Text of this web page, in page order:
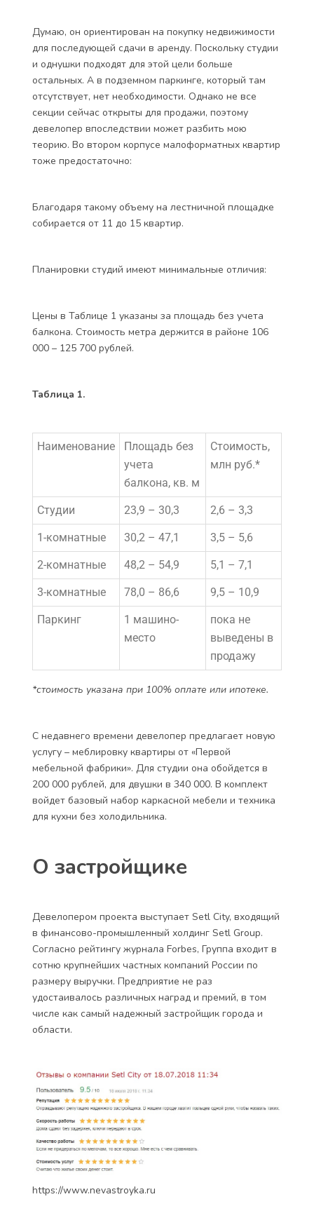
Думаю, он ориентирован на покупку недвижимости
для последующей сдачи в аренду. Поскольку студии
и однушки подходят для этой цели больше
остальных. А в подземном паркинге, который там
отсутствует, нет необходимости. Однако не все
секции сейчас открыты для продажи, поэтому
девелопер впоследствии может разбить мою
теорию. Во втором корпусе малоформатных квартир
тоже предостаточно:
Благодаря такому объему на лестничной площадке
собирается от 11 до 15 квартир.
Планировки студий имеют минимальные отличия:
Цены в Таблице 1 указаны за площадь без учета
балкона. Стоимость метра держится в районе 106
000 – 125 700 рублей.
Таблица 1.
Наименование
Площадь без
учета
балкона, кв. м
Стоимость,
млн руб.*
Студии 23,9 – 30,3 2,6 – 3,3
1-комнатные 30,2 – 47,1 3,5 – 5,6
2-комнатные 48,2 – 54,9 5,1 – 7,1
3-комнатные 78,0 – 86,6 9,5 – 10,9
Паркинг
1 машино-
место
пока не
выведены в
продажу
*стоимость указана при 100% оплате или ипотеке.
С недавнего времени девелопер предлагает новую
услугу – меблировку квартиры от «Первой
мебельной фабрики». Для студии она обойдется в
200 000 рублей, для двушки в 340 000. В комплект
войдет базовый набор каркасной мебели и техника
для кухни без холодильника.
О застройщике
Девелопером проекта выступает Setl City, входящий
в финансово-промышленный холдинг Setl Group.
Согласно рейтингу журнала Forbes, Группа входит в
сотню крупнейших частных компаний России по
размеру выручки. Предприятие не раз
удостаивалось различных наград и премий, в том
числе как самый надежный застройщик города и
области.
https://www.nevastroyka.ru